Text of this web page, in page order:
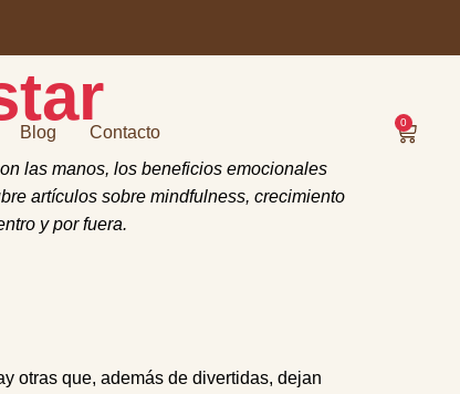
Blog Contacto
0
las manos, los beneficios emocionales
artículos sobre mindfulness, crecimiento
y por fuera.
otras que, además de divertidas, dejan